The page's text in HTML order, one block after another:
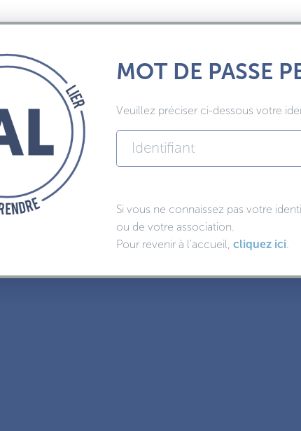
MOT DE PASSE
Veuillez préciser ci-dessous votre
Si vous ne connaissez pas votre
ou de votre association.
Pour revenir à l'accueil,cliquez ici.